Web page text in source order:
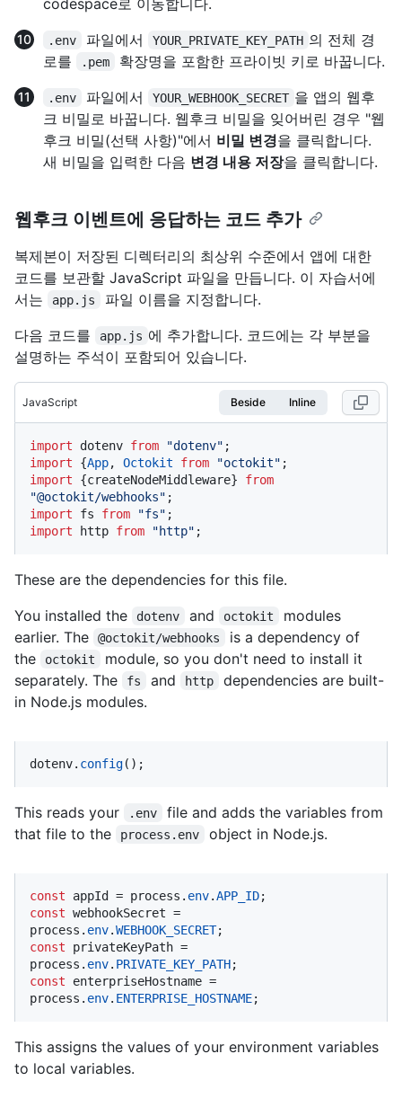
.env 파일에서 YOUR_PRIVATE_KEY_PATH 의 전체 경
로를
.pem 확장명을 포함한 프라이빗 키로 바꿉니다.
.env 파일에서 YOUR_WEBHOOK_SECRET 을 앱의 웹후
크 비밀로 바꿉니다. 웹후크 비밀을 잊어버린 경우 "웹
후크 비밀(선택 사항)"에서 비밀 변경을 클릭합니다.
새 비밀을 입력한 다음 변경 내용 저장을 클릭합니다.
웹후크 이벤트에 응답하는 코드 추가
복제본이 저장된 디렉터리의 최상위 수준에서 앱에 대한
코드를 보관할 JavaScript 파일을 만듭니다. 이 자습서에
서는
app.js
파일 이름을 지정합니다.
다음 코드를
app.js 에 추가합니다. 코드에는 각 부분을
설명하는 주석이 포함되어 있습니다.
JavaScript Beside Inline
import dotenv from "dotenv"
import {App, Octokit from "octokit"
import {createNodeMiddleware} from
"@octokit/webhooks"
import fs from "fs"
import http from "http" ;
These are the dependencies for this file.
You installed the
dotenv and octokit
modules
earlier. The
@octokit/webhooks
is a dependency of
the
octokit
module, so you don't need to install it
separately. The
fs and http
dependencies are built-
in Node.js modules.
dotenv. config();
This reads your .env
file and adds the variables from
that file to the
process.env object in Node.js.
const appId = process. env.APP_ID
const webhookSecret =
process. env.WEBHOOK_SECRET
const privateKeyPath =
process. env. PRIVATE_KEY_PATH
const enterpriseHostname =
process. env. ENTERPRISE_HOSTNAME;
This assigns the values of your environment variables
to local variables.